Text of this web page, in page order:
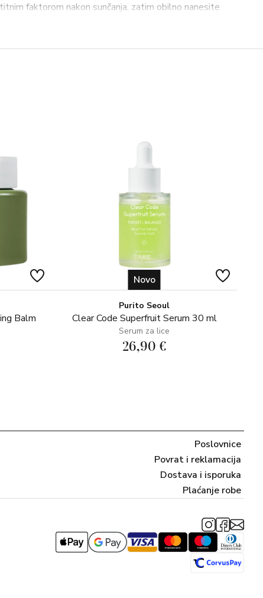
faktorom nakon sunčanja, zatim obilno nanesite
te je nježno umasirajte.
oko očiju, nos, ramena, uši itd.
GLYCOL, METHYLPROPANEDIOL,
ALCOHOL, PANTHENOL, SODIUM CARBOMER,
GUM, CENTELLA ASIATICA EXTRACT,
EXTRACT, POLYGONUM CUSPIDATUM ROOT
(LICORICE) ROOT EXTRACT, CAMELLIA
EDTA, ETHYLHEXYLGLYCERIN,
ROSMARINUS OFFICINALIS (ROSEMARY) LEAF
(MATRICARIA) FLOWER EXTRACT, SODIUM
HYALURONIC ACID, CITRIC ACID
Balm
Novo
Purito Seoul
Clear Code Superfruit Serum 30 ml
Serum za lice
26,90 €
Poslovnice
Povrat i reklamacija
Dostava i isporuka
Plaćanje robe